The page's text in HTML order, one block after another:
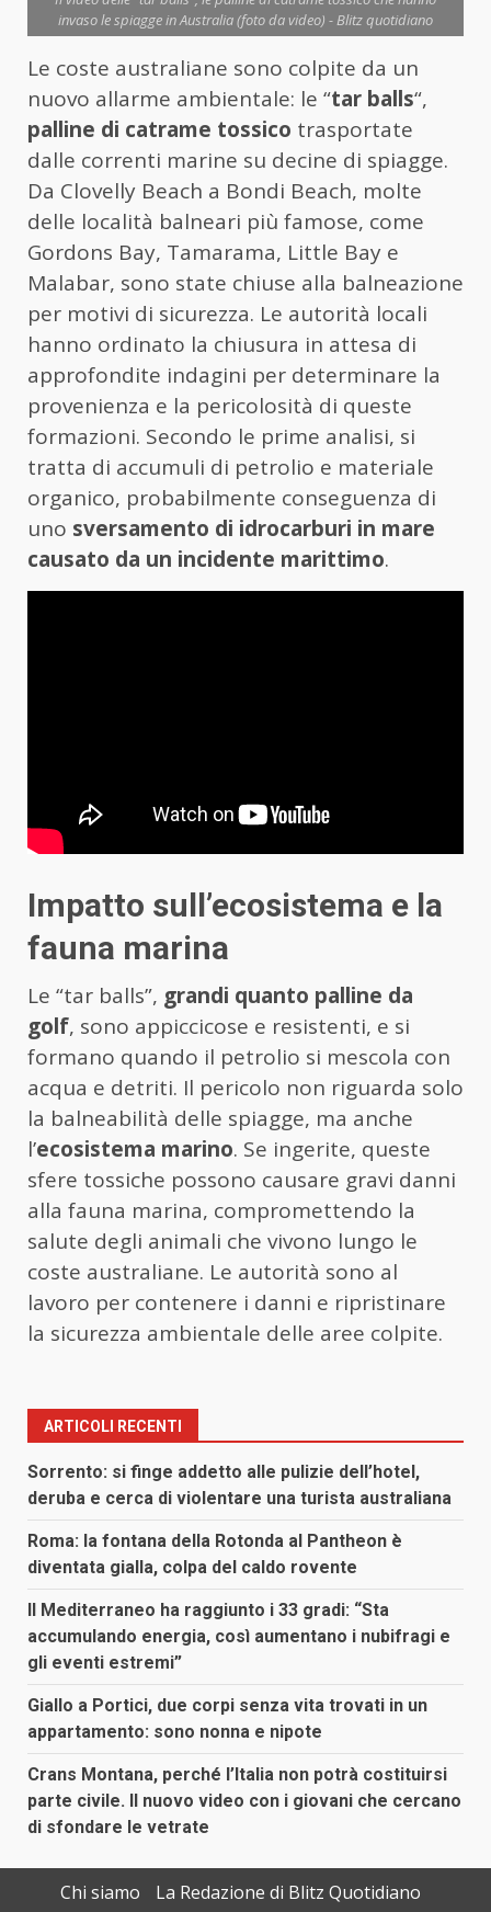
invaso le spiagge in Australia (foto da video) - Blitz quotidiano
Le coste australiane sono colpite da un
nuovo allarme ambientale: le “tar balls“,
palline di catrame tossico trasportate
dalle correnti marine su decine di spiagge.
Da Clovelly Beach a Bondi Beach, molte
delle località balneari più famose, come
Gordons Bay, Tamarama, Little Bay e
Malabar, sono state chiuse alla balneazione
per motivi di sicurezza. Le autorità locali
hanno ordinato la chiusura in attesa di
approfondite indagini per determinare la
provenienza e la pericolosità di queste
formazioni. Secondo le prime analisi, si
tratta di accumuli di petrolio e materiale
organico, probabilmente conseguenza di
uno sversamento di idrocarburi in mare
causato da un incidente marittimo.
Impatto sull’ecosistema e la
fauna marina
Le “tar balls”, grandi quanto palline da
golf, sono appiccicose e resistenti, e si
formano quando il petrolio si mescola con
acqua e detriti. Il pericolo non riguarda solo
la balneabilità delle spiagge, ma anche
l’ecosistema marino. Se ingerite, queste
sfere tossiche possono causare gravi danni
alla fauna marina, compromettendo la
salute degli animali che vivono lungo le
coste australiane. Le autorità sono al
lavoro per contenere i danni e ripristinare
la sicurezza ambientale delle aree colpite.
ARTICOLI RECENTI
Sorrento: si finge addetto alle pulizie dell’hotel,
deruba e cerca di violentare una turista australiana
Roma: la fontana della Rotonda al Pantheon è
diventata gialla, colpa del caldo rovente
Il Mediterraneo ha raggiunto i 33 gradi: “Sta
accumulando energia, così aumentano i nubifragi e
gli eventi estremi”
Giallo a Portici, due corpi senza vita trovati in un
appartamento: sono nonna e nipote
Crans Montana, perché l’Italia non potrà costituirsi
parte civile. Il nuovo video con i giovani che cercano
di sfondare le vetrate
Chi siamo
La Redazione di Blitz Quotidiano